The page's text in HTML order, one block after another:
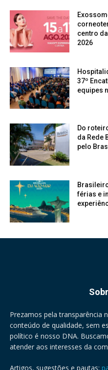
centro
2026
37º
equipes
Do
da Rede
pelo
férias e
Prezamos pela transparência
conteúdo de qualidade, sem
político é nosso DNA.
atender aos interesses da
Artigos, sugestões e pautas: